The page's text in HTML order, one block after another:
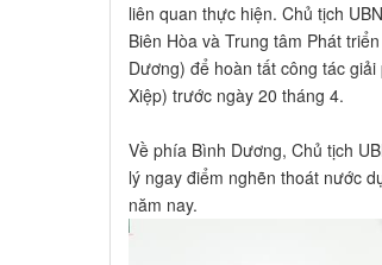
liên quan thực hiện. Chủ tịch
Biên Hòa và Trung tâm Phát
Dương) để hoàn tất công tác
Xiệp) trước ngày 20 tháng 4.
Về phía Bình Dương, Chủ tịch
lý ngay điểm nghẽn thoát nước
năm nay.